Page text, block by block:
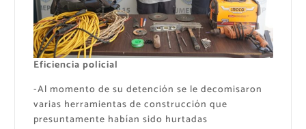
Eficiencia policial
-Al momento de su detención se le decomisaron
varias herramientas de construcción que
presuntamente habían sido hurtadas